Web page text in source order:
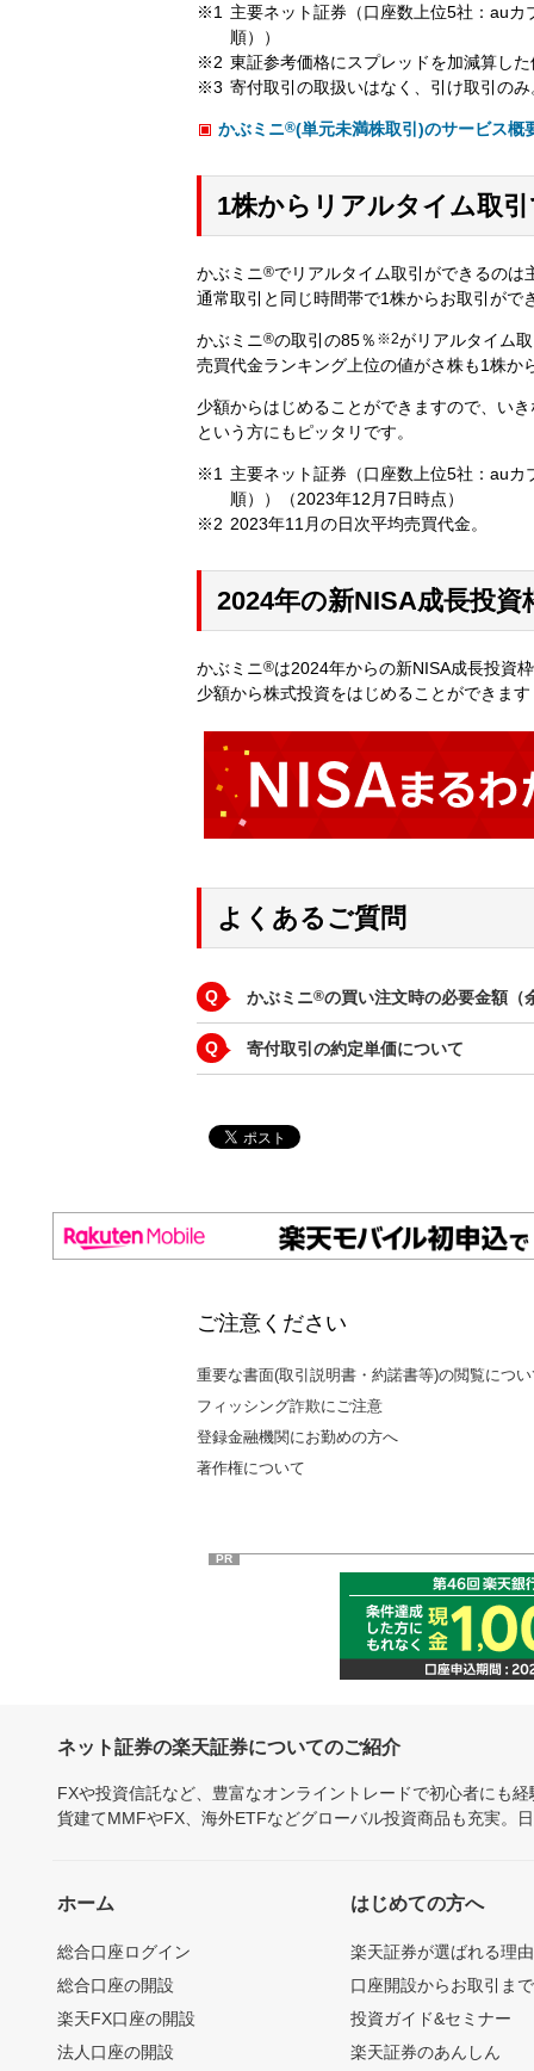
主要ネット証券（口座数上位5社：au
順））
東証参考価格にスプレッドを加減算し
寄付取引の取扱いはなく、引け取引のみ
かぶミニ®(単元未満株取引)のサービス概
1株からリアルタイム取
かぶミニ®でリアルタイム取引ができるのは
通常取引と同じ時間帯で1株からお取引がで
かぶミニ®の取引の85％ ※2がリアルタイム
売買代金ランキング上位の値がさ株も1株か
少額からはじめることができますので、い
という方にもピッタリです。
主要ネット証券（口座数上位5社：au
順））（2023年12月7日時点）
2023年11月の日次平均売買代金。
2024年の新NISA成長投資
かぶミニ®は2024年からの新NISA成長投資
少額から株式投資をはじめることができます
よくあるご質問
Q かぶミニ®の買い注文時の必要金額（
Q 寄付取引の約定単価について
ご注意ください
重要な書面(取引説明書・約諾書等)の閲覧につ
フィッシング詐欺にご注意
登録金融機関にお勤めの方へ
著作権について
PR
ネット証券の楽天証券についてのご紹介
FXや投資信託など、豊富なオンライントレードで初心者にも
貨建てMMFやFX、海外ETFなどグローバル投資商品も充実。
ホーム
総合口座ログイン
総合口座の開設
楽天FX口座の開設
法人口座の開設
はじめての方へ
楽天証券が選ばれる理由
口座開設からお取引ま
投資ガイド&セミナー
楽天証券のあんしん